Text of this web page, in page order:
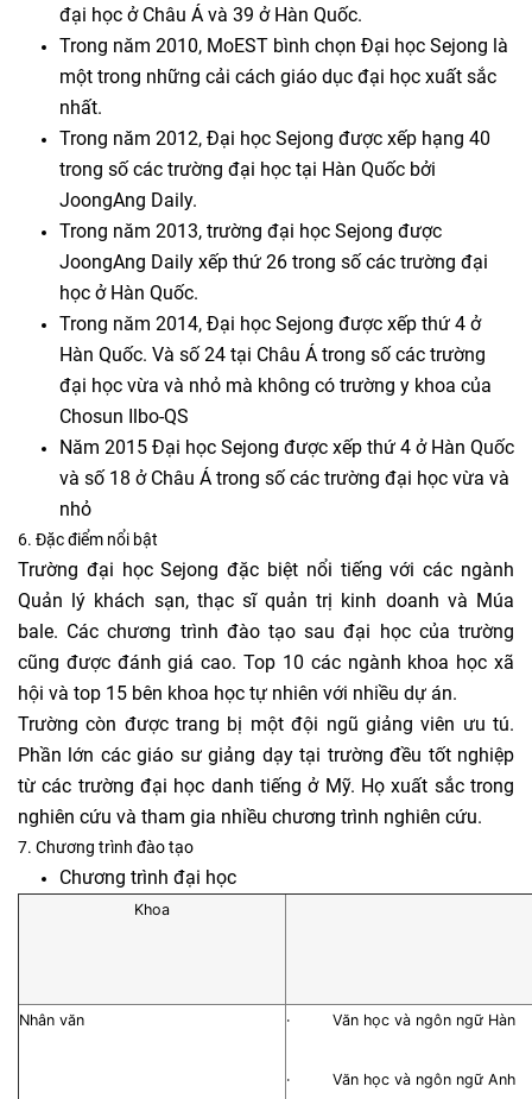
đại học ở Châu Á và 39 ở Hàn Quốc.
Trong năm 2010, MoEST bình chọn Đại học Sejong là
một trong những cải cách giáo dục đại học xuất sắc
nhất.
Trong năm 2012, Đại học Sejong được xếp hạng 40
trong số các trường đại học tại Hàn Quốc bởi
JoongAng Daily.
Trong năm 2013, trường đại học Sejong được
JoongAng Daily xếp thứ 26 trong số các trường đại
học ở Hàn Quốc.
Trong năm 2014, Đại học Sejong được xếp thứ 4 ở
Hàn Quốc. Và số 24 tại Châu Á trong số các trường
đại học vừa và nhỏ mà không có trường y khoa của
Chosun Ilbo-QS
Năm 2015 Đại học Sejong được xếp thứ 4 ở Hàn Quốc
và số 18 ở Châu Á trong số các trường đại học vừa và
nhỏ
6. Đặc điểm nổi bật
Trường đại học Sejong đặc biệt nổi tiếng với các ngành
Quản lý khách sạn, thạc sĩ quản trị kinh doanh và Múa
bale. Các chương trình đào tạo sau đại học của trường
cũng được đánh giá cao. Top 10 các ngành khoa học xã
hội và top 15 bên khoa học tự nhiên với nhiều dự án.
Trường còn được trang bị một đội ngũ giảng viên ưu tú.
Phần lớn các giáo sư giảng dạy tại trường đều tốt nghiệp
từ các trường đại học danh tiếng ở Mỹ. Họ xuất sắc trong
nghiên cứu và tham gia nhiều chương trình nghiên cứu.
7. Chương trình đào tạo
Chương trình đại học
Khoa
Nhân văn · Văn học và ngôn ngữ Hàn
· Văn học và ngôn ngữ Anh